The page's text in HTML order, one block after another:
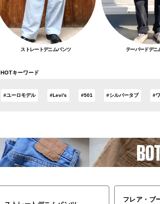
ストレートデニムパンツ テーパードデニ
HOTキーワード
#ユーロモデル #Levi's #501 #シルバータブ #
フレア・ブ